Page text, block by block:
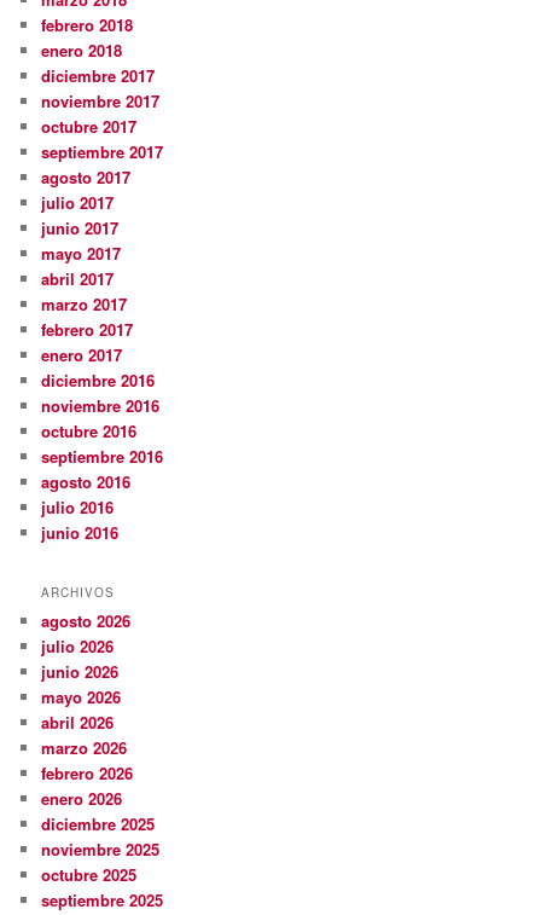
febrero 2018
enero 2018
diciembre 2017
noviembre 2017
octubre 2017
septiembre 2017
agosto 2017
julio 2017
junio 2017
mayo 2017
abril 2017
marzo 2017
febrero 2017
enero 2017
diciembre 2016
noviembre 2016
octubre 2016
septiembre 2016
agosto 2016
julio 2016
junio 2016
ARCHIVOS
agosto 2026
julio 2026
junio 2026
mayo 2026
abril 2026
marzo 2026
febrero 2026
enero 2026
diciembre 2025
noviembre 2025
octubre 2025
septiembre 2025